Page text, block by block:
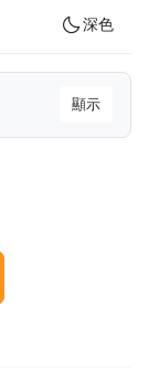
深色
顯示
彈
、台積電 ADR